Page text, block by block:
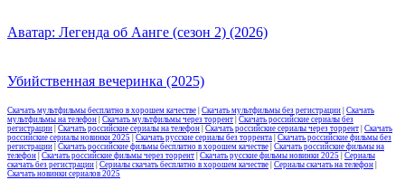
Аватар: Легенда об Аанге (сезон 2) (2026)
Убийственная вечеринка (2025)
Скачать мультфильмы бесплатно в хорошем качестве Скачать мультфильмы без регистрации Скачать
мультфильмы на телефон Скачать мультфильмы через торрент Скачать российские сериалы без
регистрации Скачать российские сериалы на телефон Скачать российские сериалы через торрент Скачать
российские сериалы новинки 2025
Скачать русские сериалы без торрента Скачать российские фильмы без
регистрации Скачать российские фильмы бесплатно в хорошем качестве Скачать российские фильмы на
телефон Скачать российские фильмы через торрент Скачать русские фильмы новинки 2025
Сериалы
скачать без регистрации Сериалы скачать бесплатно в хорошем качестве Сериалы скачать на телефон
Скачать новинки сериалов 2025